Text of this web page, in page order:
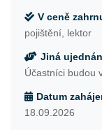
V ceně
pojištění, lektor
Jiná
Účastníci budou
Datum
18.09.2026